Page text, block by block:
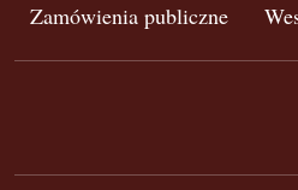
Zamówienia publiczne